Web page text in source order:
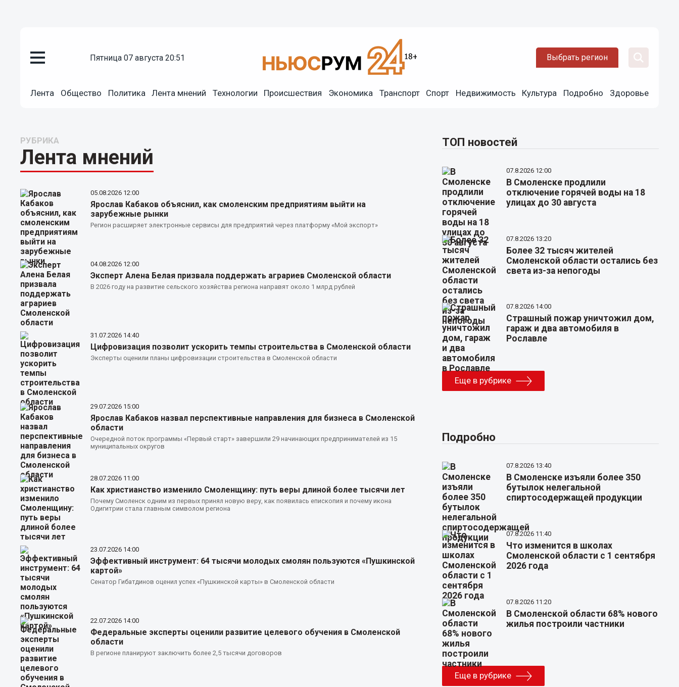
пятница 07 августа 20:51 Выбрать регион
Лента Общество Политика Лента мнений Технологии Происшествия Экономика Транспорт Спорт Недвижимость Культура Подробно Здоровье
РУБРИКА
Лента мнений
05.08.2026 12:00
Ярослав Кабаков объяснил, как смоленским предприятиям выйти на
зарубежные рынки
Регион расширяет электронные сервисы для предприятий через платформу «Мой экспорт»
04.08.2026 12:00
Эксперт Алена Белая призвала поддержать аграриев Смоленской области
В 2026 году на развитие сельского хозяйства региона направят около 1 млрд рублей
31.07.2026 14:40
Цифровизация позволит ускорить темпы строительства в Смоленской области
Эксперты оценили планы цифровизации строительства в Смоленской области
29.07.2026 15:00
Ярослав Кабаков назвал перспективные направления для бизнеса в Смоленской
области
Очередной поток программы «Первый старт» завершили 29 начинающих предпринимателей из 15
муниципальных округов
28.07.2026 11:00
Как христианство изменило Смоленщину: путь веры длиной более тысячи лет
Почему Смоленск одним из первых принял новую веру, как появилась епископия и почему икона
Одигитрии стала главным символом региона
23.07.2026 14:00
Эффективный инструмент: 64 тысячи молодых смолян пользуются «Пушкинской
картой»
Сенатор Гибатдинов оценил успех «Пушкинской карты» в Смоленской области
22.07.2026 14:00
Федеральные эксперты оценили развитие целевого обучения в Смоленской
области
В регионе планируют заключить более 2,5 тысячи договоров
ТОП новостей
07.8.2026 12:00
В Смоленске продлили
отключение горячей воды на 18
улицах до 30 августа
07.8.2026 13:20
Более 32 тысяч жителей
Смоленской области остались без
света из-за непогоды
07.8.2026 14:00
Страшный пожар уничтожил дом,
гараж и два автомобиля в
Рославле
Еще в рубрике
Подробно
07.8.2026 13:40
В Смоленске изъяли более 350
бутылок нелегальной
спиртосодержащей продукции
07.8.2026 11:40
Что изменится в школах
Смоленской области с 1 сентября
2026 года
07.8.2026 11:20
В Смоленской области 68% нового
жилья построили частники
Еще в рубрике